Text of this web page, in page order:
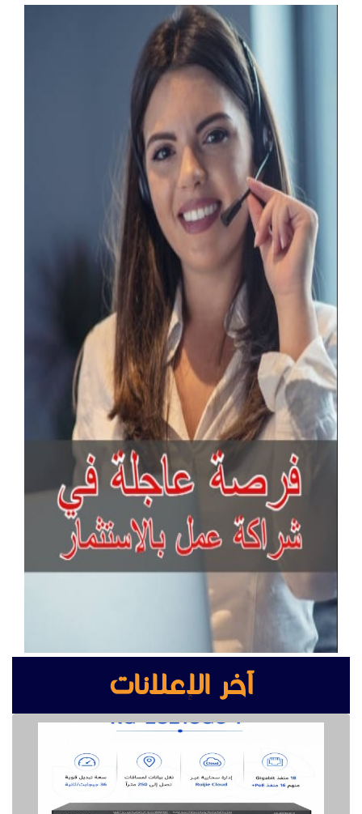
آخر الإعلانات